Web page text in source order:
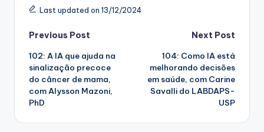
Last updated on 13/12/2024
Post
navigation
Previous Post
102: A IA que ajuda na
sinalização precoce
do câncer de mama,
com Alysson Mazoni,
PhD
Next Post
104: Como IA está
melhorando decisões
em saúde, com Carine
Savalli do LABDAPS-
USP